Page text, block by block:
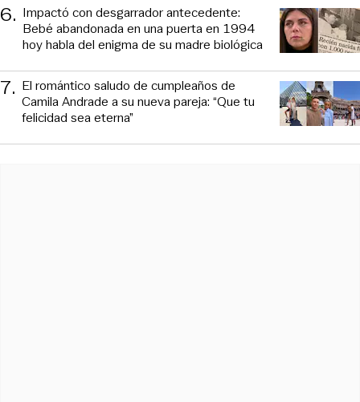
6. Impactó con desgarrador antecedente:
Bebé abandonada en una puerta en 1994
hoy habla del enigma de su madre biológica
7. El romántico saludo de cumpleaños de
Camila Andrade a su nueva pareja: “Que tu
felicidad sea eterna”